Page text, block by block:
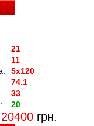
21
11
5x120
74.1
33
20
20400 грн.